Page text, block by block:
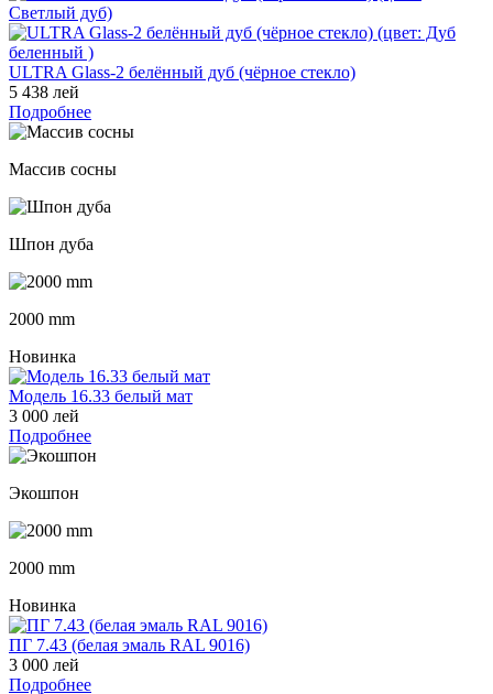
ULTRA Glass-2 белённый дуб (чёрное стекло)
5 438 лей
Подробнее
Массив сосны
Шпон дуба
2000 mm
Новинка
Модель 16.33 белый мат
3 000 лей
Подробнее
Экошпон
2000 mm
Новинка
ПГ 7.43 (белая эмаль RAL 9016)
3 000 лей
Подробнее